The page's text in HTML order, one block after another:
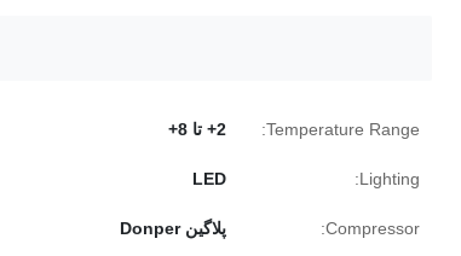
Temperature Range: 2+ تا 8+
Lighting:
LED
Compressor: پلاگین Donper